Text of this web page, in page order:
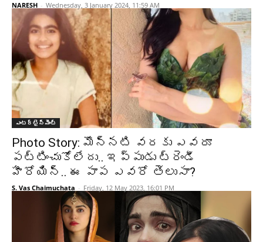
NARESH - Wednesday, 3 January 2024, 11:59 AM
ఎంటర్టైన్మెంట్
Photo Story: మొన్నటి వరకు ఎవరూ
పట్టించుకోలేదు.. ఇప్పుడు ట్రెండీ
హీరోయిన్.. ఈ పాప ఎవరో తెలుసా?
S. Vas Chaimuchata - Friday, 12 May 2023, 16:01 PM